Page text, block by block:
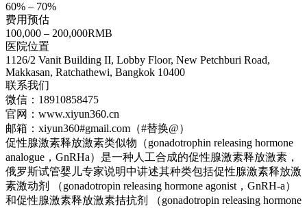
60% – 70%
费用预估
100,000 – 200,000RMB
医院位置
1126/2 Vanit Building II, Lobby Floor, New Petchburi Road,
Makkasan, Ratchathewi, Bangkok 10400
联系我们
微信：18910858475
官网：www.xiyun360.cn
邮箱：xiyun360#gmail.com（#替换@）
促性腺激素释放激素类似物（gonadotrophin releasing hormone
analogue，GnRHa）是一种人工合成的促性腺激素释放激素，
俄罗斯试管婴儿专家说明中讲述其种类包括促性腺激素释放激
素激动剂 （gonadotropin releasing hormone agonist，GnRH-a）
和促性腺激素释放激素拮抗剂 （gonadotropin releasing hormone